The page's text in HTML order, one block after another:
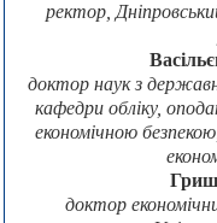
ректор,
доктор наук з
кафедри обліку,
економічною
доктор